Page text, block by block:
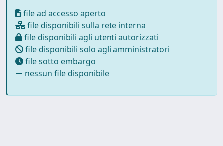
file ad accesso aperto
file disponibili sulla rete interna
file disponibili agli utenti autorizzati
file disponibili solo agli amministratori
file sotto embargo
nessun file disponibile